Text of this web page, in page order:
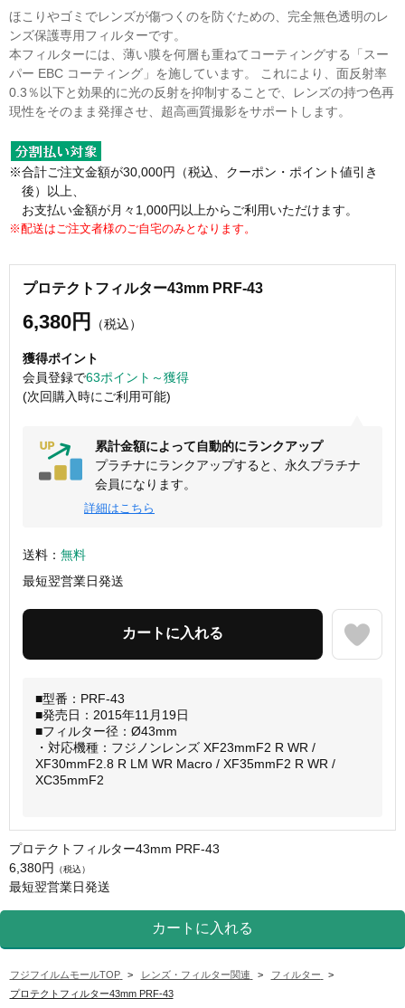
ほこりやゴミでレンズが傷つくのを防ぐための、完全無色透明のレ
ンズ保護専用フィルターです。
本フィルターには、薄い膜を何層も重ねてコーティングする「スー
パー EBC コーティング」を施しています。 これにより、面反射率
0.3％以下と効果的に光の反射を抑制することで、レンズの持つ色再
現性をそのまま発揮させ、超高画質撮影をサポートします。
※合計ご注文金額が30,000円（税込、クーポン・ポイント値引き
後）以上、
お支払い金額が月々1,000円以上からご利用いただけます。
※配送はご注文者様のご自宅のみとなります。
プロテクトフィルター43mm PRF-43
6,380円 （税込）
獲得ポイント
会員登録で63ポイント～獲得
(次回購入時にご利用可能)
累計金額によって自動的にランクアップ
プラチナにランクアップすると、永久プラチナ
会員になります。
詳細はこちら
送料： 無料
最短翌営業日発送
■型番：PRF-43
■発売日：2015年11月19日
■フィルター径：Ø43mm
・対応機種：フジノンレンズ XF23mmF2 R WR /
XF30mmF2.8 R LM WR Macro / XF35mmF2 R WR /
XC35mmF2
プロテクトフィルター43mm PRF-43
6,380円
（税込）
最短翌営業日発送
フジフイルムモールTOP > レンズ・フィルター関連 > フィルター
>
プロテクトフィルター43mm PRF-43